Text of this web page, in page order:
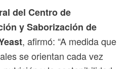
del Centro de
y Saborización de
, afirmó: “A medida que
se orientan cada vez